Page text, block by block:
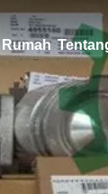
Rumah